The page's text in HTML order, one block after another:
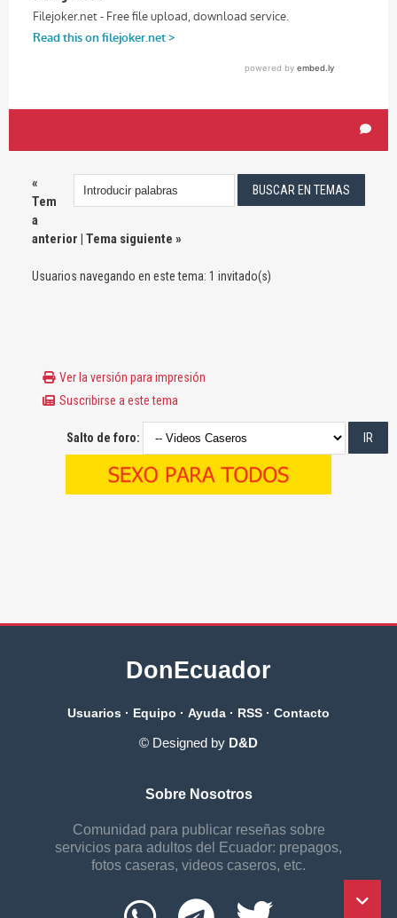
«
Tem
a
anterior | Tema siguiente »
Usuarios navegando en este tema: 1 invitado(s)
Ver la versión para impresión
Suscribirse a este tema
Salto de foro:
DonEcuador
Usuarios · Equipo · Ayuda · RSS · Contacto
© Designed by D&D
Sobre Nosotros
Comunidad para publicar reseñas sobre
servicios para adultos del Ecuador: prepagos,
fotos caseras, videos caseros, etc.